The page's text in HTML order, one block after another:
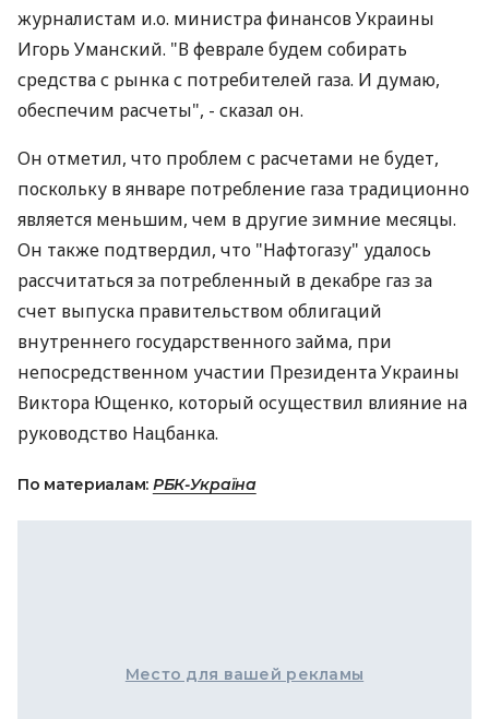
журналистам и.о. министра финансов Украины
Игорь Уманский. "В феврале будем собирать
средства с рынка с потребителей газа. И думаю,
обеспечим расчеты", - сказал он.
Он отметил, что проблем с расчетами не будет,
поскольку в январе потребление газа традиционно
является меньшим, чем в другие зимние месяцы.
Он также подтвердил, что "Нафтогазу" удалось
рассчитаться за потребленный в декабре газ за
счет выпуска правительством облигаций
внутреннего государственного займа, при
непосредственном участии Президента Украины
Виктора Ющенко, который осуществил влияние на
руководство Нацбанка.
По материалам: РБК-Україна
Место для вашей рекламы